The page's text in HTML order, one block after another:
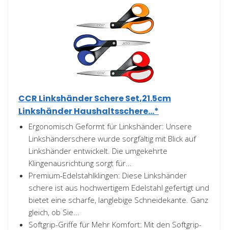
CCR Linkshänder Schere Set,21.5cm
Linkshänder Haushaltsschere...*
Ergonomisch Geformt für Linkshänder: Unsere
Linkshänderschere wurde sorgfältig mit Blick auf
Linkshänder entwickelt. Die umgekehrte
Klingenausrichtung sorgt für...
Premium-Edelstahlklingen: Diese Linkshänder
schere ist aus hochwertigem Edelstahl gefertigt und
bietet eine scharfe, langlebige Schneidekante. Ganz
gleich, ob Sie...
Softgrip-Griffe für Mehr Komfort: Mit den Softgrip-